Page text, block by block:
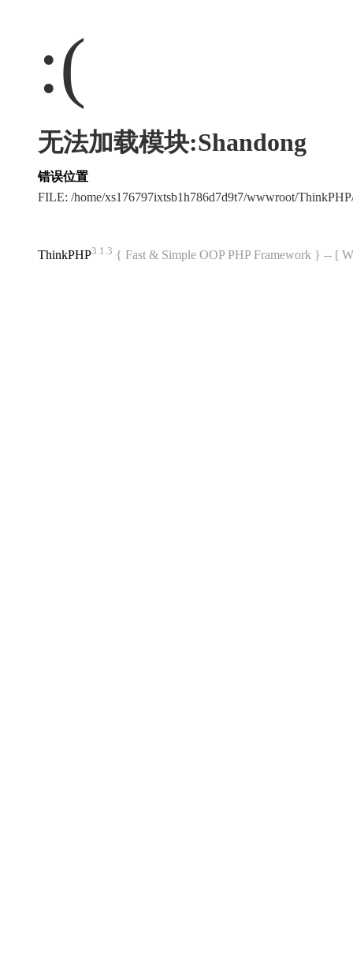
:(
无法加载模块:Shandong
错误位置
FILE: /home/xs176797ixtsb1h786d7d9t7/wwwroot/
ThinkPHP3.1.3 { Fast & Simple OOP PHP Framework } -- [